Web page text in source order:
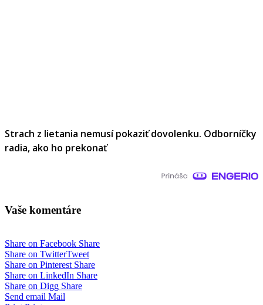
Strach z lietania nemusí pokaziť dovolenku. Odborníčky
radia, ako ho prekonať
Vaše komentáre
Share on Facebook Share
Share on TwitterTweet
Share on Pinterest Share
Share on LinkedIn Share
Share on Digg Share
Send email Mail